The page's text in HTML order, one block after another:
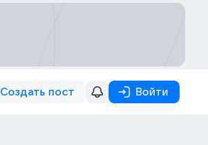
Создать пост Войти